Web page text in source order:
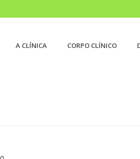
A CLÍNICA CORPO CLÍNICO